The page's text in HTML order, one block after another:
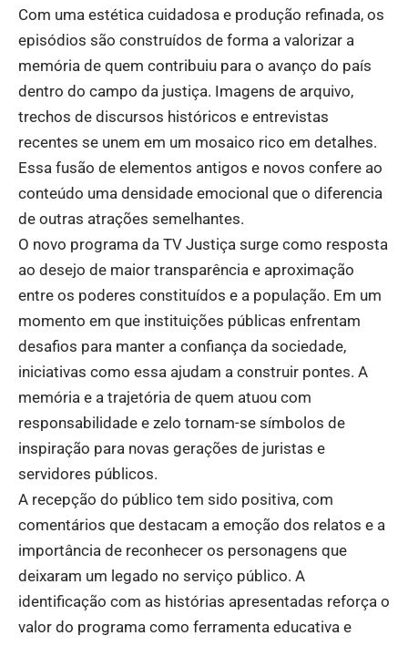
Com uma estética cuidadosa e produção refinada, os
episódios são construídos de forma a valorizar a
memória de quem contribuiu para o avanço do país
dentro do campo da justiça. Imagens de arquivo,
trechos de discursos históricos e entrevistas
recentes se unem em um mosaico rico em detalhes.
Essa fusão de elementos antigos e novos confere ao
conteúdo uma densidade emocional que o diferencia
de outras atrações semelhantes.
O novo programa da TV Justiça surge como resposta
ao desejo de maior transparência e aproximação
entre os poderes constituídos e a população. Em um
momento em que instituições públicas enfrentam
desafios para manter a confiança da sociedade,
iniciativas como essa ajudam a construir pontes. A
memória e a trajetória de quem atuou com
responsabilidade e zelo tornam-se símbolos de
inspiração para novas gerações de juristas e
servidores públicos.
A recepção do público tem sido positiva, com
comentários que destacam a emoção dos relatos e a
importância de reconhecer os personagens que
deixaram um legado no serviço público. A
identificação com as histórias apresentadas reforça o
valor do programa como ferramenta educativa e